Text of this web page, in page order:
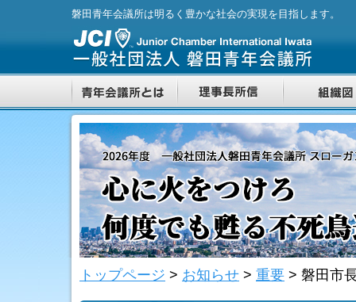
磐田青年会議所は明るく豊かな社会の実現を目指します。
トップページ > お知らせ > 重要 > 磐田市